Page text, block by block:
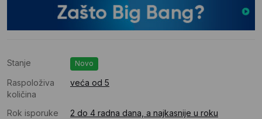
Stanje Novo
Raspoloživa
količina
veća od 5
Rok isporuke
2 do 4 radna dana, a najkasnije u roku